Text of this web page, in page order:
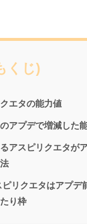
くじ)
エタの能力値
アプデで増減した
アスピリクエタが
リクエタはアプデ
り枠